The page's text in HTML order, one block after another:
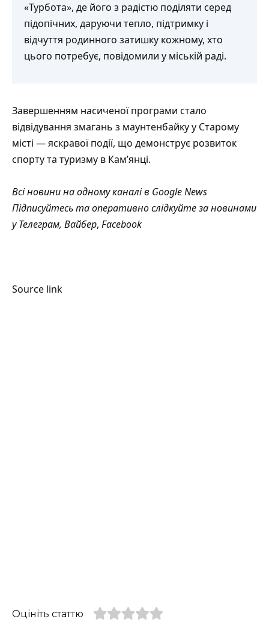
«Турбота», де його з радістю поділяти серед
підопічних, даруючи тепло, підтримку і
відчуття родинного затишку кожному, хто
цього потребує, повідомили у міській раді.
Завершенням насиченої програми стало
відвідування змагань з маунтенбайку у Старому
місті — яскравої події, що демонструє розвиток
спорту та туризму в Кам’янці.
Всі новини на одному каналі в Google News
Підписуйтесь та оперативно слідкуйте за новинами
уТелеграм, Вайбер, Facebook
Source link
Оцініть статтю